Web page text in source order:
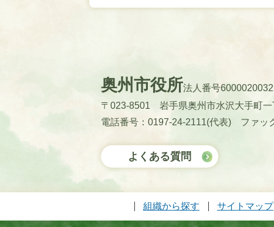
奥州市役所法人番号
〒023-8501 岩手県奥州市水沢大手町一
電話番号：0197-24-2111(代表)
ファッ
よくある質問
組織から探す サイトマップ